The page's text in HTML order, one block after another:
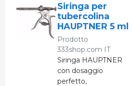
qualitativi
Siringa per
tubercolina
HAUPTNER 5 ml
Prodotto
333shop.com IT
Siringa HAUPTNER
con dosaggio
perfetto,